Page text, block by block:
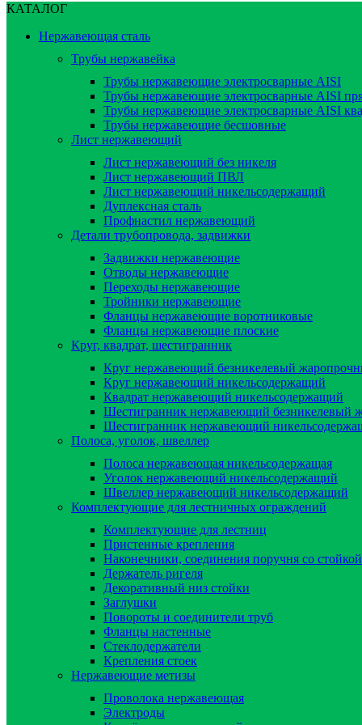
КАТАЛОГ
Нержавеющая сталь
Трубы нержавейка
Трубы нержавеющие электросварные AISI
Трубы нержавеющие электросварные AISI
Трубы нержавеющие электросварные AISI
Трубы нержавеющие бесшовные
Лист нержавеющий
Лист нержавеющий без никеля
Лист нержавеющий ПВЛ
Лист нержавеющий никельсодержащий
Дуплексная сталь
Профнастил нержавеющий
Детали трубопровода, задвижки
Задвижки нержавеющие
Отводы нержавеющие
Переходы нержавеющие
Тройники нержавеющие
Фланцы нержавеющие воротниковые
Фланцы нержавеющие плоские
Круг, квадрат, шестигранник
Круг нержавеющий безникелевый
Круг нержавеющий никельсодержащий
Квадрат нержавеющий никельсодержащий
Шестигранник нержавеющий безникелевый
Шестигранник нержавеющий
Полоса, уголок, швеллер
Полоса нержавеющая никельсодержащая
Уголок нержавеющий никельсодержащий
Швеллер нержавеющий никельсодержащий
Комплектующие для лестничных ограждений
Комплектующие для лестниц
Пристенные крепления
Наконечники, соединения поручня со стойкой
Держатель ригеля
Декоративный низ стойки
Заглушки
Повороты и соединители труб
Фланцы настенные
Стеклодержатели
Крепления стоек
Нержавеющие метизы
Проволока нержавеющая
Электроды